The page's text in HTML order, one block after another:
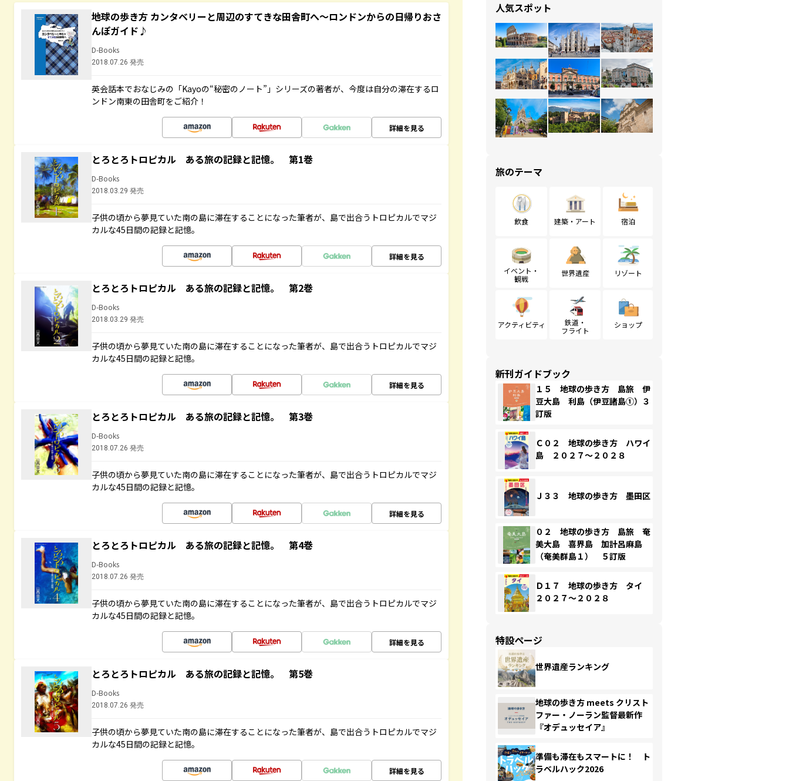
地球の歩き方 カンタベリーと周辺のすてきな田舎町へ～ロンドンからの日帰りおさ
んぽガイド♪
D-Books
2018.07.26 発売
英会話本でおなじみの「Kayoの“秘密のノート”」シリーズの著者が、今度は自分の滞在するロ
ンドン南東の田舎町をご紹介！
詳細を見る
とろとろトロピカル ある旅の記録と記憶。 第1巻
D-Books
2018.03.29 発売
子供の頃から夢見ていた南の島に滞在することになった筆者が、島で出合うトロピカルでマジ
カルな45日間の記録と記憶。
詳細を見る
とろとろトロピカル ある旅の記録と記憶。 第2巻
D-Books
2018.03.29 発売
子供の頃から夢見ていた南の島に滞在することになった筆者が、島で出合うトロピカルでマジ
カルな45日間の記録と記憶。
詳細を見る
とろとろトロピカル ある旅の記録と記憶。 第3巻
D-Books
2018.07.26 発売
子供の頃から夢見ていた南の島に滞在することになった筆者が、島で出合うトロピカルでマジ
カルな45日間の記録と記憶。
詳細を見る
とろとろトロピカル ある旅の記録と記憶。 第4巻
D-Books
2018.07.26 発売
子供の頃から夢見ていた南の島に滞在することになった筆者が、島で出合うトロピカルでマジ
カルな45日間の記録と記憶。
詳細を見る
とろとろトロピカル ある旅の記録と記憶。 第5巻
D-Books
2018.07.26 発売
子供の頃から夢見ていた南の島に滞在することになった筆者が、島で出合うトロピカルでマジ
カルな45日間の記録と記憶。
詳細を見る
人気スポット
旅のテーマ
飲食 建築・アート 宿泊
イベント・
観戦
世界遺産 リゾート
アクティビティ
鉄道・
フライト
ショップ
新刊ガイドブック
１５ 地球の歩き方 島旅 伊
豆大島 利島（伊豆諸島①）３
訂版
Ｃ０２ 地球の歩き方 ハワイ
島 ２０２７～２０２８
Ｊ３３ 地球の歩き方 墨田区
０２ 地球の歩き方 島旅 奄
美大島 喜界島 加計呂麻島
（奄美群島１） ５訂版
Ｄ１７ 地球の歩き方 タイ
２０２７～２０２８
特設ページ
世界遺産ランキング
地球の歩き方 meets クリスト
ファー・ノーラン監督最新作
『オデュッセイア』
準備も滞在もスマートに！ ト
ラベルハック2026